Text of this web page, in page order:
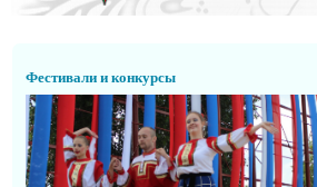
Фестивали и конкурсы